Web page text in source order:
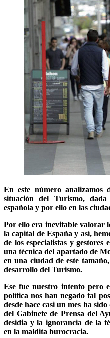
En este número analizamos
situación del Turismo,
española y por ello en las
Por ello era inevitable valorar
la capital de España y así,
de los especialistas y gestores
una técnica del apartado de
en una ciudad de este
desarrollo del Turismo.
Ese fue nuestro intento pero
política nos han negado tal
desde hace casi un mes ha
del Gabinete de Prensa del
desidia y la ignorancia de la
en la maldita burocracia.